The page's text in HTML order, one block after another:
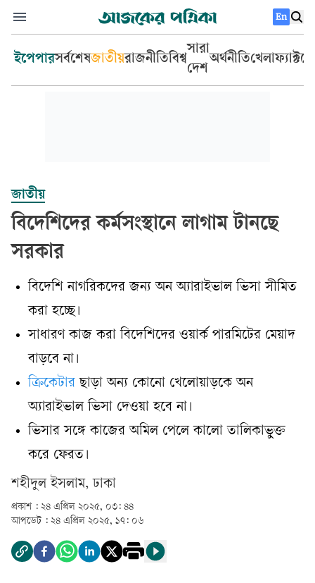
En
ইপেপারসর্বশেষজাতীয়রাজনীতিবিশ্ব
সারা
দেশ
অর্থনীতিখেলা
জাতীয়
বিদেশিদের কর্মসংস্থানে লাগাম টানছে
সরকার
বিদেশি নাগরিকদের জন্য অন অ্যারাইভাল ভিসা সীমিত
করা হচ্ছে।
সাধারণ কাজ করা বিদেশিদের ওয়ার্ক পারমিটের মেয়াদ
বাড়বে না।
ক্রিকেটার ছাড়া অন্য কোনো খেলোয়াড়কে অন
অ্যারাইভাল ভিসা দেওয়া হবে না।
ভিসার সঙ্গে কাজের অমিল পেলে কালো তালিকাভুক্ত
করে ফেরত।
শহীদুল ইসলাম, ঢাকা
প্রকাশ : ২৪ এপ্রিল ২০২৫, ০৩: ৪৪
আপডেট : ২৪ এপ্রিল ২০২৫, ১৭: ০৬